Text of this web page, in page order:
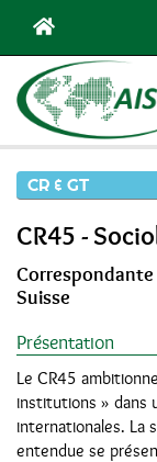
CR & GT
CR45 -
Correspondante
Suisse
Présentation
Le CR45
institutions » dans
internationales. La
entendue se